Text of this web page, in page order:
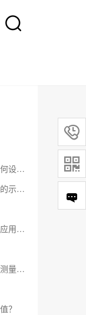
平？
使用
南
比？
？

